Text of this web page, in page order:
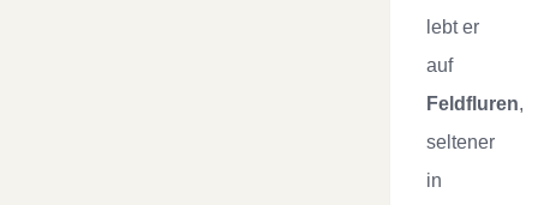
lebt er
auf
Feldfluren,
seltener
in